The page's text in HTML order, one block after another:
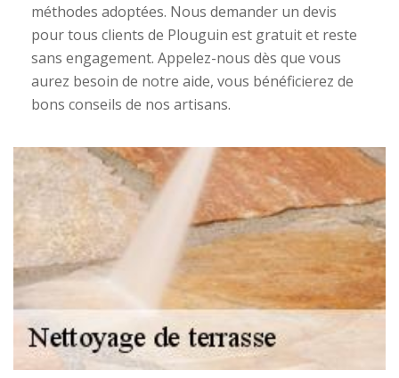
méthodes adoptées. Nous demander un devis
pour tous clients de Plouguin est gratuit et reste
sans engagement. Appelez-nous dès que vous
aurez besoin de notre aide, vous bénéficierez de
bons conseils de nos artisans.